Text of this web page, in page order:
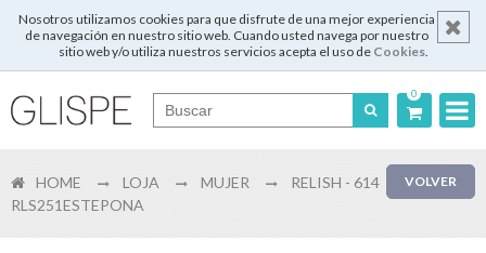
Nosotros utilizamos cookies para que disfrute de una mejor experiencia
de navegación en nuestro sitio web. Cuando usted navega por nuestro
sitio web y/o utiliza nuestros servicios acepta el uso de Cookies.
0
English VOLVER
HOME LOJA MUJER
RELISH - 614
RLS251ESTEPONA